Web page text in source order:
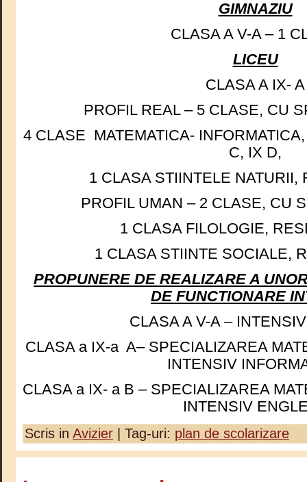
GIMNAZIU
CLASA A V-A – 1
LICEU
CLASA A IX- A
PROFIL REAL – 5 CLASE, CU
4 CLASE MATEMATICA-
C, IX D,
1 CLASA STIINTELE NATURII,
PROFIL UMAN – 2 CLASE, CU
1 CLASA FILOLOGIE,
1 CLASA STIINTE SOCIALE,
PROPUNERE DE REALIZARE A
DE FUNCTIONARE
CLASA A V-A –
CLASA a IX-a A– SPECIALIZAREA
INTENSIV
CLASA a IX- a B – SPECIALIZAREA
INTENSIV
Scris in Avizier | Tag-uri: plan de scolarizare